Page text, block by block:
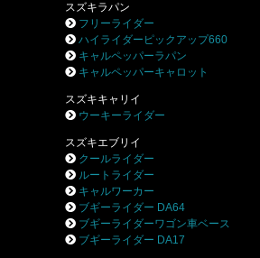
スズキラパン
フリーライダー
ハイライダーピックアップ660
キャルペッパーラパン
キャルペッパーキャロット
スズキキャリイ
ウーキーライダー
スズキエブリイ
クールライダー
ルートライダー
キャルワーカー
ブギーライダー DA64
ブギーライダーワゴン車ベース
ブギーライダー DA17